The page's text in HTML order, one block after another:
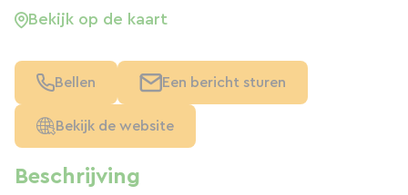
Beschrijving
Bekijk op de kaart
Bellen Een bericht sturen
Bekijk de website